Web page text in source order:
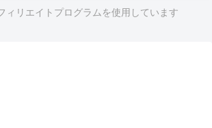
ィリエイトプログラムを使用しています